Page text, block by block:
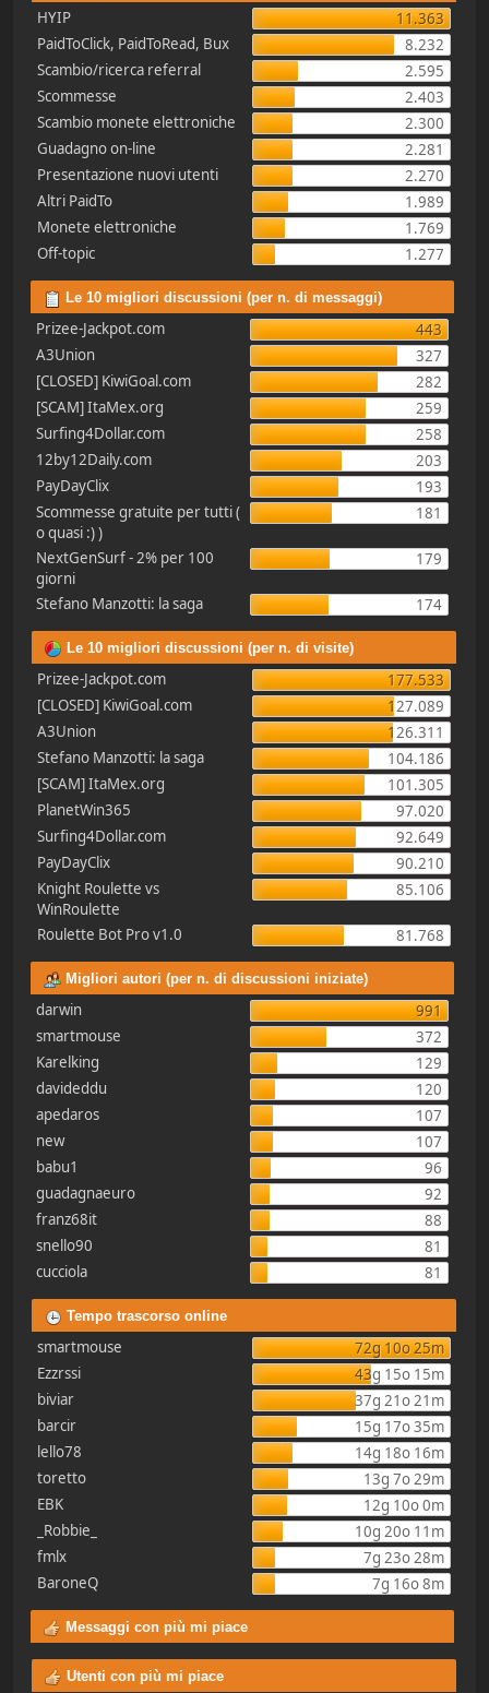
HYIP
11.363
PaidToClick, PaidToRead, Bux
8.232
Scambio/ricerca referral
2.595
Scommesse
2.403
Scambio monete elettroniche
2.300
Guadagno on-line
2.281
Presentazione nuovi utenti
2.270
Altri PaidTo
1.989
Monete elettroniche
1.769
Off-topic
1.277
Le 10 migliori discussioni (per n. di messaggi)
Prizee-Jackpot.com
443
A3Union
327
[CLOSED] KiwiGoal.com
282
[SCAM] ItaMex.org
259
Surfing4Dollar.com
258
12by12Daily.com
203
PayDayClix
193
Scommesse gratuite per tutti (
o quasi :) )
181
NextGenSurf - 2% per 100
giorni
179
Stefano Manzotti: la saga 174
Le 10 migliori discussioni (per n. di visite)
Prizee-Jackpot.com
177.533
[CLOSED] KiwiGoal.com
127.089
A3Union
126.311
Stefano Manzotti: la saga
104.186
[SCAM] ItaMex.org
101.305
PlanetWin365
97.020
Surfing4Dollar.com
92.649
PayDayClix
90.210
Knight Roulette vs
WinRoulette
85.106
Roulette Bot Pro v1.0 81.768
Migliori autori (per n. di discussioni iniziate)
darwin
991
smartmouse
372
Karelking
129
davideddu
120
apedaros
107
new
107
babu1
96
guadagnaeuro
92
franz68it
88
snello90
81
cucciola
81
Tempo trascorso online
smartmouse
72g 10o 25m
Ezzrssi
43g 15o 15m
biviar
37g 21o 21m
barcir
15g 17o 35m
lello78
14g 18o 16m
toretto
13g 7o 29m
EBK
12g 10o 0m
_Robbie_
10g 20o 11m
fmlx
7g 23o 28m
BaroneQ
7g 16o 8m
Messaggi con più mi piace
Utenti con più mi piace